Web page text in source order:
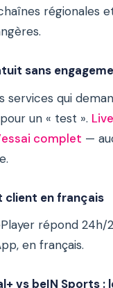
régionales
sans
services qui
un « test ».
complet —
client en français
répond 24h/
en français.
vs beIN Sports